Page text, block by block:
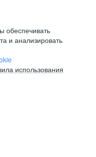
обеспечивать
и анализировать
использования